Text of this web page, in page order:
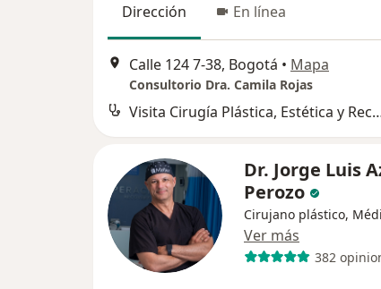
Dirección
En línea
Calle 124 7-38, Bogotá • Mapa
Consultorio Dra. Camila Rojas
Visita Cirugía Plástica,
Dr. Jorge Luis
Perozo
Cirujano plástico,
Ver más
382